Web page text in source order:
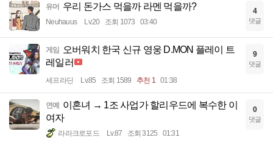
유머 우리 돈가스 먹을까 라멘 먹을까?
Neuhauus Lv.20 조회 1073 03:40
4
댓글
게임 오버워치 한국 신규 영웅 D.MON 플레이 트
레일러
세프라딘 Lv.85 조회 1589 추천 1 01:38
9
댓글
연예 이혼녀 → 1조 사업가 할리우드에 복수한 이
여자
라라크로포드 Lv.87 조회 3125 01:31
0
댓글